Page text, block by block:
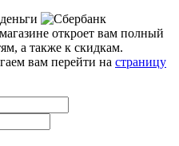
откроет вам полный
а также к скидкам.
вам перейти на страницу